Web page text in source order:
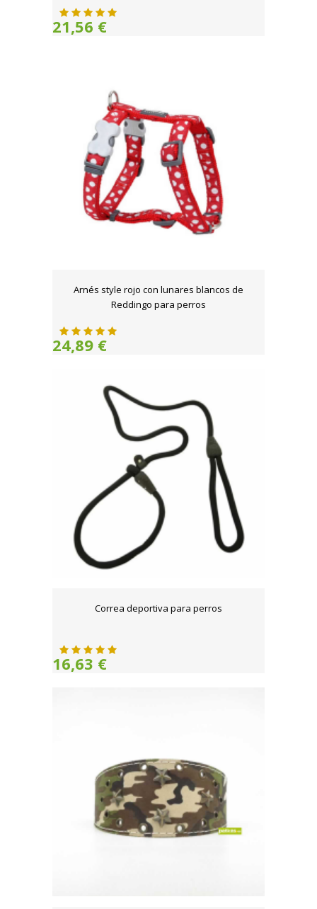
21,56 €
Arnés style rojo con lunares blancos de
Reddingo para perros
24,89 €
Correa deportiva para perros
16,63 €